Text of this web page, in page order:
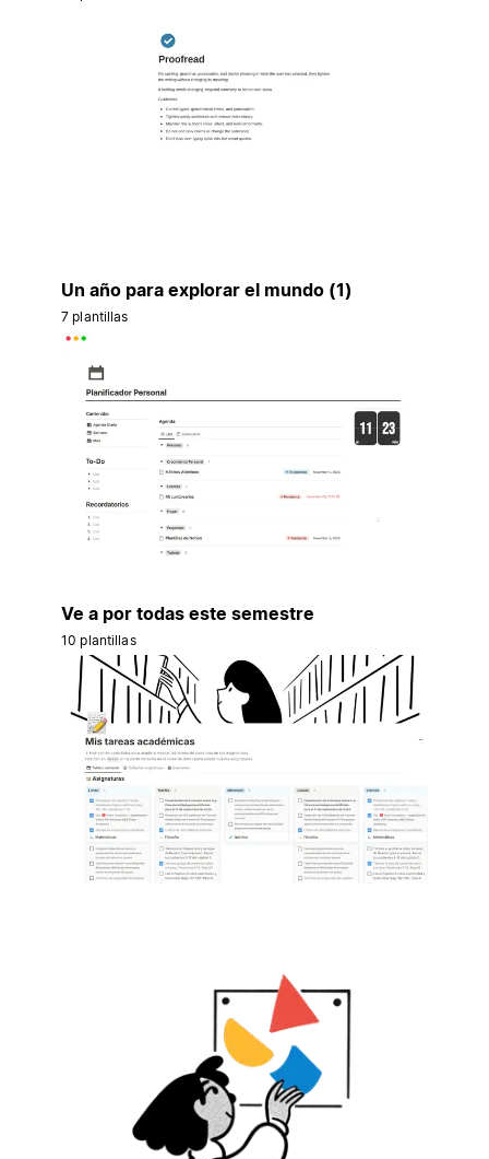
Un año para explorar el mundo (1)
7 plantillas
Ve a por todas este semestre
10 plantillas